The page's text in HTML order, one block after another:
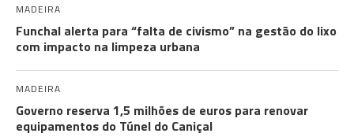
MADEIRA
Funchal alerta para “falta de civismo” na gestão do lixo
com impacto na limpeza urbana
MADEIRA
Governo reserva 1,5 milhões de euros para renovar
equipamentos do Túnel do Caniçal